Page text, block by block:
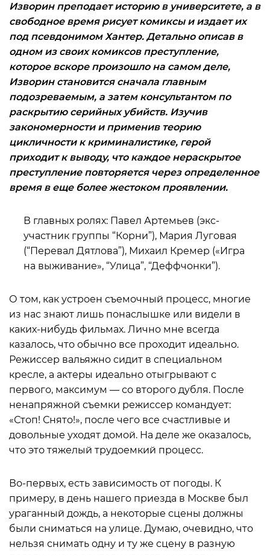
Изворин преподает историю в университете, а в
свободное время рисует комиксы и издает их
под псевдонимом Хантер. Детально описав в
одном из своих комиксов преступление,
которое вскоре произошло на самом деле,
Изворин становится сначала главным
подозреваемым, а затем консультантом по
раскрытию серийных убийств. Изучив
закономерности и применив теорию
цикличности к криминалистике, герой
приходит к выводу, что каждое нераскрытое
преступление повторяется через определенное
время в еще более жестоком проявлении.
В главных ролях: Павел Артемьев (экс-
участник группы “Корни”), Мария Луговая
(“Перевал Дятлова”), Михаил Кремер («Игра
на выживание», “Улица”, “Деффчонки”).
О том, как устроен съемочный процесс, многие
из нас знают лишь понаслышке или видели в
каких-нибудь фильмах. Лично мне всегда
казалось, что обычно все проходит идеально.
Режиссер вальяжно сидит в специальном
кресле, а актеры идеально отыгрывают с
первого, максимум — со второго дубля. После
ненапряжной съемки режиссер командует:
«Стоп! Снято!», после чего все счастливые и
довольные уходят домой. На деле же оказалось,
что это тяжелый трудоемкий процесс.
Во-первых, есть зависимость от погоды. К
примеру, в день нашего приезда в Москве был
ураганный дождь, а некоторые сцены должны
были сниматься на улице. Думаю, очевидно, что
нельзя снимать одну и ту же сцену в разную